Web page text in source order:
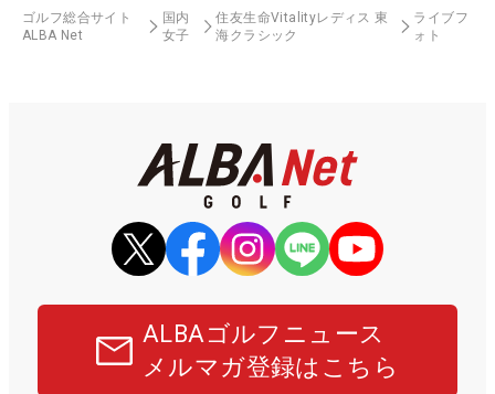
ゴルフ総合サイト
ALBA Net
国内
女子
住友生命Vitalityレディス 東
海クラシック
ライブフ
ォト
ALBAゴルフニュース
メルマガ登録はこちら